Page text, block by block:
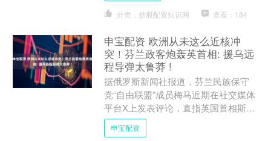
分类：炒股配资知识网 查看：184
申宝配资 欧洲从未这么近核冲
突！芬兰政客炮轰英首相: 援乌远
程导弹太鲁莽 !
据俄罗斯新闻社报道，芬兰民族保守
党“自由联盟”成员梅马近期在社交媒体
平台X上发表评论，直指英国首相斯塔
默就乌克兰冲突发表的声明，认为其主
张将使核战争风险进一步升....
申宝配资